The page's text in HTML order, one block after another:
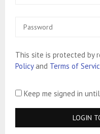
This site is protected by
Policyand Terms of
Keep me signed in